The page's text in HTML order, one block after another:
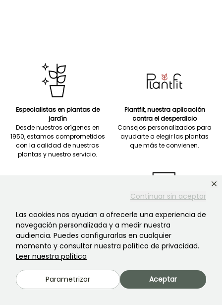
Continuar sin aceptar
Las cookies nos ayudan a ofrecerle una experiencia de
navegación personalizada y a medir nuestra
audiencia. Puedes configurarlas en cualquier
momento y consultar nuestra política de privacidad.
Leer nuestra política
Parametrizar Aceptar
Especialistas en plantas de
jardín
Desde nuestros orígenes en
1950, estamos comprometidos
con la calidad de nuestras
plantas y nuestro servicio.
Plantfit, nuestra aplicación
contra el desperdicio
Consejos personalizados para
ayudarte a elegir las plantas
que más te convienen.
Entrega exprés
Tus plantas serán entregadas a
domicilio entre 24 y 48 horas o
en la fecha que elijas.
Nuestras garantías sobre las
plantas
De 6 meses para las plantas
anuales a 2 años para los